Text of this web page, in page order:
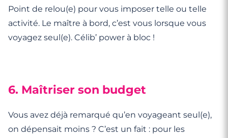
Point de relou(e) pour vous imposer telle ou telle
activité. Le maître à bord, c’est vous lorsque vous
voyagez seul(e). Célib’ power à bloc !
6. Maîtriser son budget
Vous avez déjà remarqué qu’en voyageant seul(e),
on dépensait moins ? C’est un fait : pour les